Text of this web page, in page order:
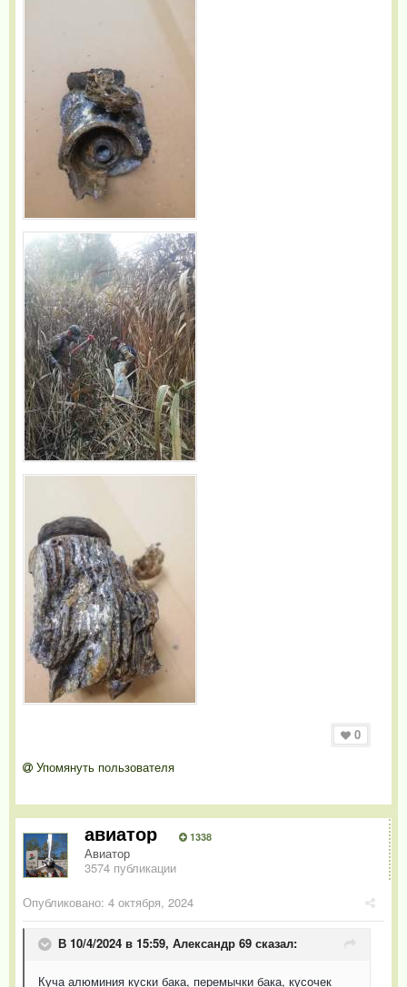
0
Упомянуть пользователя
авиатор 1338
Авиатор
3574 публикации
Опубликовано: 4 октября, 2024
В 10/4/2024 в 15:59, Александр 69 сказал:
Куча алюминия куски бака, перемычки бака, кусочек